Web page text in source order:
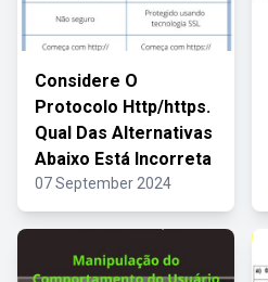
Considere O
Protocolo Http/https.
Qual Das Alternativas
Abaixo Está Incorreta
07 September 2024